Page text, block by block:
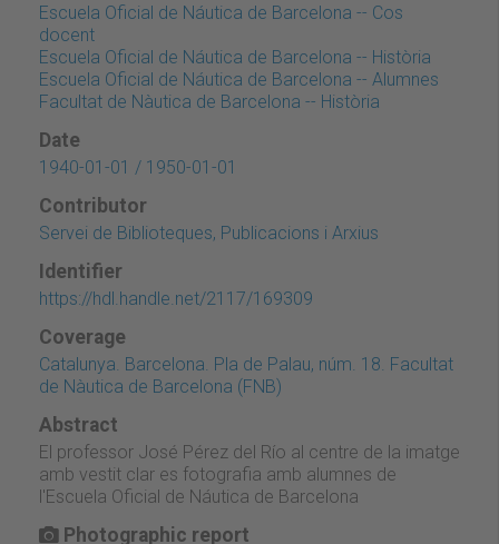
Escuela Oficial de Náutica de Barcelona -- Cos
docent
Escuela Oficial de Náutica de Barcelona -- Història
Escuela Oficial de Náutica de Barcelona -- Alumnes
Facultat de Nàutica de Barcelona -- Història
Date
1940-01-01 / 1950-01-01
Contributor
Servei de Biblioteques, Publicacions i Arxius
Identifier
https://hdl.handle.net/2117/169309
Coverage
Catalunya. Barcelona. Pla de Palau, núm. 18. Facultat
de Nàutica de Barcelona (FNB)
Abstract
El professor José Pérez del Río al centre de la imatge
amb vestit clar es fotografia amb alumnes de
l'Escuela Oficial de Náutica de Barcelona
Photographic report